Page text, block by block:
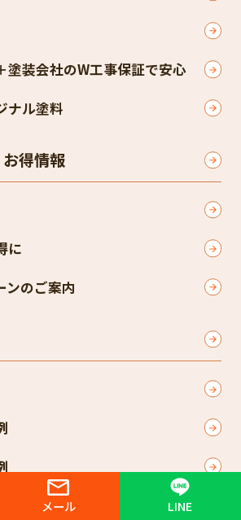
塗装会社のW工事保証で安心
ナル塗料
得情報
に
ンのご案内
メール LINE